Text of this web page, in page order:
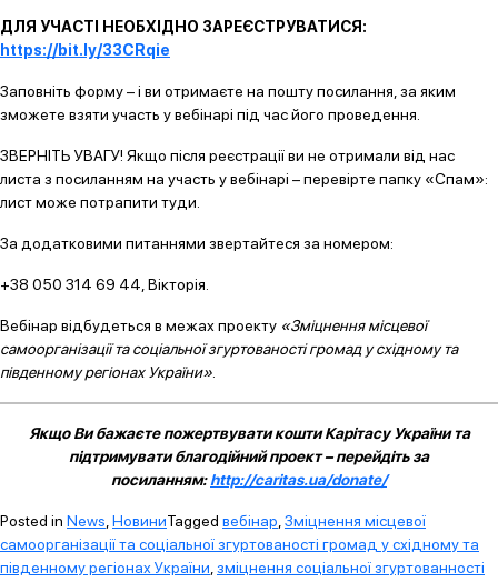
ДЛЯ УЧАСТІ НЕОБХІДНО ЗАРЕЄСТРУВАТИСЯ:
https://bit.ly/33CRqie
Заповніть форму – і ви отримаєте на пошту посилання, за яким
зможете взяти участь у вебінарі під час його проведення.
ЗВЕРНІТЬ УВАГУ! Якщо після реєстрації ви не отримали від нас
листа з посиланням на участь у вебінарі – перевірте папку «Спам»:
лист може потрапити туди.
За додатковими питаннями звертайтеся за номером:
+38 050 314 69 44, Вікторія.
Вебінар відбудеться в межах проекту «Зміцнення місцевої
самоорганізації та соціальної згуртованості громад у східному та
південному регіонах України»
Якщо Ви бажаєте пожертвувати кошти Карітасу України та
підтримувати благодійний проект – перейдіть за
посиланням:http://caritas.ua/donate/
Posted in News НовиниTagged вебінар Зміцнення місцевої
самоорганізації та соціальної згуртованості громад у східному та
південному регіонах України зміцнення соціальної згуртованності